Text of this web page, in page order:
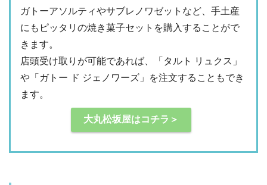
ガトーアソルティやサブレノワゼットなど、手土産
にもピッタリの焼き菓子セットを購入することがで
きます。
店頭受け取りが可能であれば、「タルト リュクス」
や「ガトー ド ジェノワーズ」を注文することもでき
ます。
大丸松坂屋はコチラ＞